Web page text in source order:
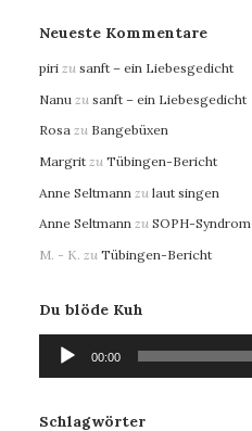
Neueste Kommentare
piri zu sanft – ein Liebesgedicht
Nanu zu sanft – ein Liebesgedicht
Rosa zu Bangebüxen
Margrit zu Tübingen-Bericht
Anne Seltmann zu laut singen
Anne Seltmann zu SOPH-Syndrom
M. - K. zu Tübingen-Bericht
Du blöde Kuh
Audio-
Player
00:00
Schlagwörter